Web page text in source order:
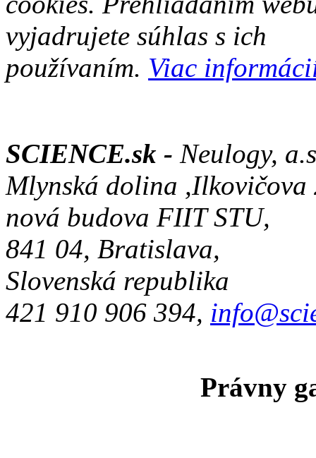
vyjadrujete súhlas s ich
používaním. Viac
SCIENCE.sk - Neulogy,
Mlynská dolina ,Ilkovičova
nová budova FIIT STU,
841 04, Bratislava,
Slovenská republika
421 910 906 394,
Právny